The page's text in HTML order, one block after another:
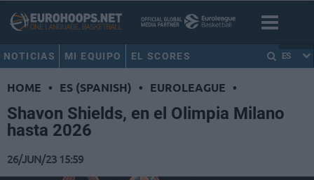
NOTICIAS MI EQUIPO EL SCORES ES
HOME • ES (SPANISH) • EUROLEAGUE •
Shavon Shields, en el Olimpia Milano
hasta 2026
26/JUN/23 15:59